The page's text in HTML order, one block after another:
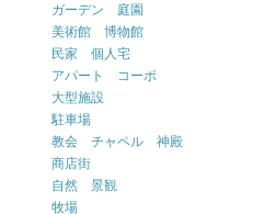
ガーデン 庭園
美術館 博物館
民家 個人宅
アパート コーポ
大型施設
駐車場
教会 チャペル 神殿
商店街
自然 景観
牧場